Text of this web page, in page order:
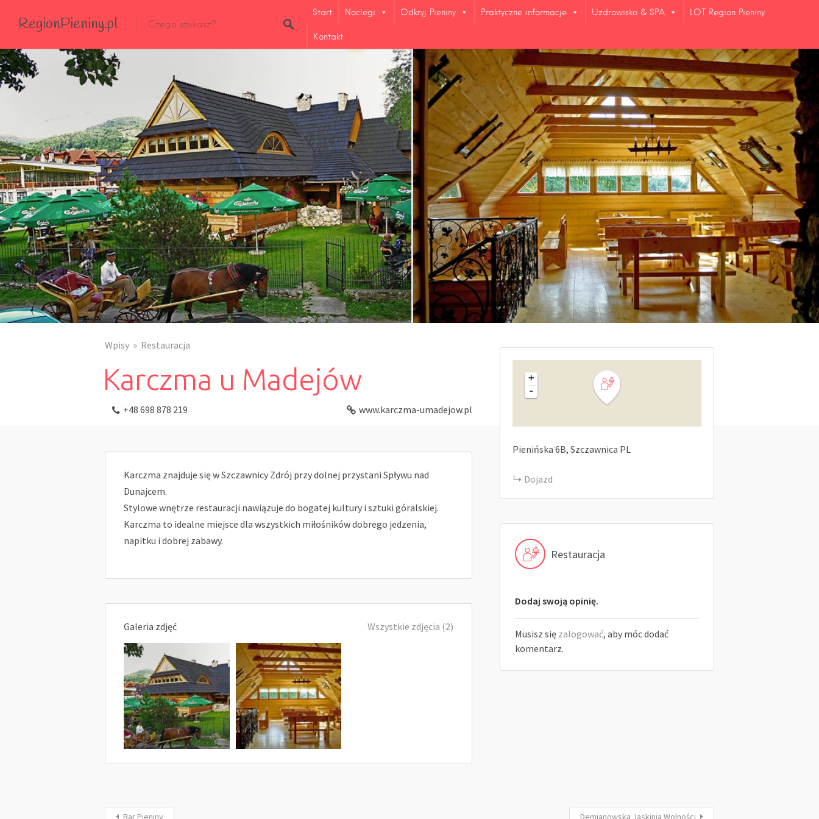
RegionPieniny.pl
Wszystkie Obiekty
Wszystkie Obiekty
Start Noclegi Odkryj Pieniny Praktyczne informacje Uzdrowisko & SPA LOT Region Pieniny
Kontakt
Wpisy Restauracja
Karczma u Madejów
+48 698 878 219 www.karczma-umadejow.pl
Karczma znajduje się w Szczawnicy Zdrój przy dolnej przystani Spływu nad
Dunajcem.
Stylowe wnętrze restauracji nawiązuje do bogatej kultury i sztuki góralskiej.
Karczma to idealne miejsce dla wszystkich miłośników dobrego jedzenia,
napitku i dobrej zabawy.
Galeria zdjęć Wszystkie zdjęcia (2)
+
-
Pienińska 6B Szczawnica PL
Dojazd
Restauracja
Dodaj swoją opinię.
Musisz się zalogować, aby móc dodać
komentarz.
Bar Pieniny Demianowska Jaskinia Wolności